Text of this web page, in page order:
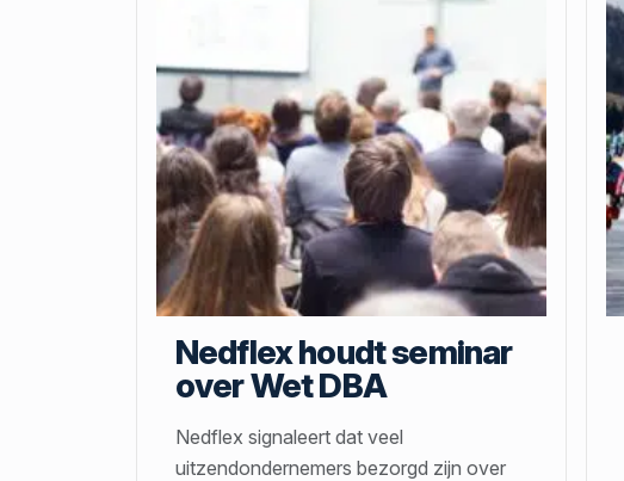
Nedflex houdt seminar
over Wet DBA
Nedflex signaleert dat veel
uitzendondernemers bezorgd zijn over